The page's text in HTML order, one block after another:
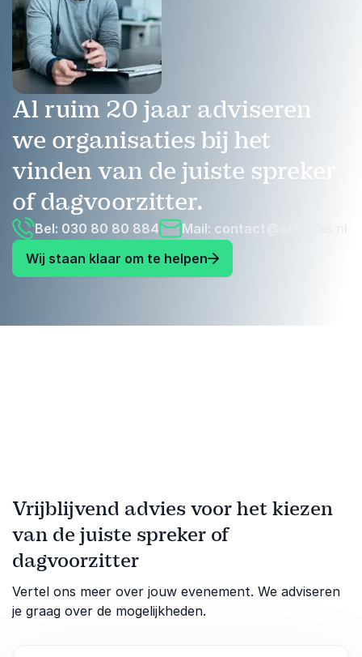
Al ruim 20 jaar adviseren
we organisaties bij het
vinden van de juiste spreker
of dagvoorzitter.
Bel: 030 80 80 884 Mail: contact@athenas.nl
Wij staan klaar om te helpen
Vrijblijvend advies voor het kiezen
van de juiste spreker of
dagvoorzitter
Vertel ons meer over jouw evenement. We adviseren
je graag over de mogelijkheden.